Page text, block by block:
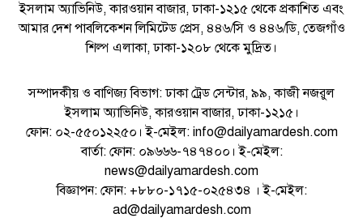
ইসলাম অ্যাভিনিউ, কারওয়ান বাজার, ঢাকা-১২১৫ থেকে প্রকাশিত এবং
আমার দেশ পাবলিকেশন লিমিটেড প্রেস, ৪৪৬/সি ও ৪৪৬/ডি, তেজগাঁও
শিল্প এলাকা, ঢাকা-১২০৮ থেকে মুদ্রিত।
সম্পাদকীয় ও বাণিজ্য বিভাগ: ঢাকা ট্রেড সেন্টার, ৯৯, কাজী নজরুল
ইসলাম অ্যাভিনিউ, কারওয়ান বাজার, ঢাকা-১২১৫।
ফোন: ০২-৫৫০১২২৫০। ই-মেইল: info@dailyamardesh.com
বার্তা: ফোন: ০৯৬৬৬-৭৪৭৪০০। ই-মেইল:
news@dailyamardesh.com
বিজ্ঞাপন: ফোন: +৮৮০-১৭১৫-০২৫৪৩৪ । ই-মেইল:
ad@dailyamardesh.com